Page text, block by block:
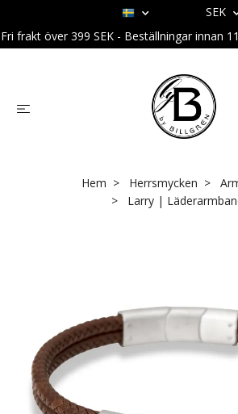
SEK
Fri frakt över 399 SEK - Beställningar innan
Hem Herrsmycken
Larry |